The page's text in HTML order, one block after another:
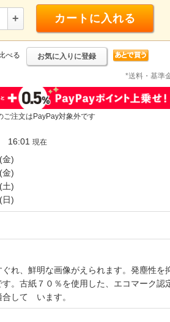
+ カートに入れる
べる お気に入りに登録
*送料・基準
注文はPayPay対象外です
16:01 現在
(金)
(金)
(土)
(日)
れ、鮮明な画像がえられます。発塵性を
。古紙７０％を使用した、エコマーク認
合して います。